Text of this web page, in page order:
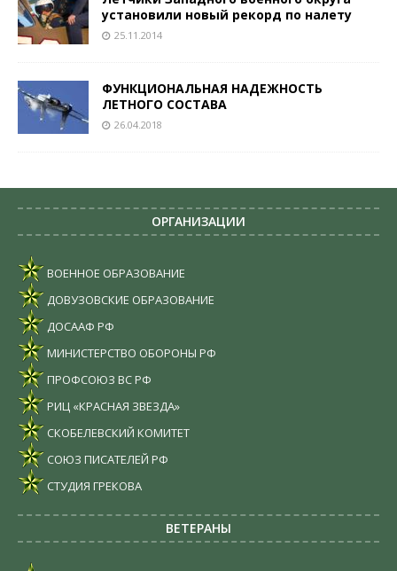
установили новый рекорд по налету
25.11.2014
ФУНКЦИОНАЛЬНАЯ НАДЕЖНОСТЬ
ЛЕТНОГО СОСТАВА
26.04.2018
ОРГАНИЗАЦИИ
ВОЕННОЕ ОБРАЗОВАНИЕ
ДОВУЗОВСКИЕ ОБРАЗОВАНИЕ
ДОСААФ РФ
МИНИСТЕРСТВО ОБОРОНЫ РФ
ПРОФСОЮЗ ВС РФ
РИЦ «КРАСНАЯ ЗВЕЗДА»
СКОБЕЛЕВСКИЙ КОМИТЕТ
СОЮЗ ПИСАТЕЛЕЙ РФ
СТУДИЯ ГРЕКОВА
ВЕТЕРАНЫ